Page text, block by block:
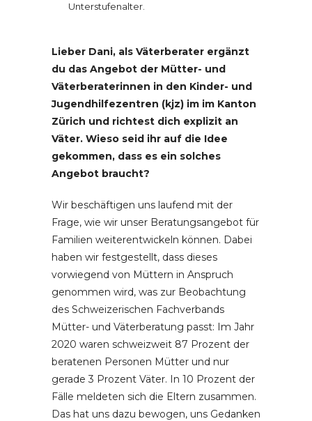
Unterstufenalter.
Lieber Dani, als Väterberater ergänzt
du das Angebot der Mütter- und
Väterberaterinnen in den Kinder- und
Jugendhilfezentren (kjz) im im Kanton
Zürich und richtest dich explizit an
Väter. Wieso seid ihr auf die Idee
gekommen, dass es ein solches
Angebot braucht?
Wir beschäftigen uns laufend mit der
Frage, wie wir unser Beratungsangebot für
Familien weiterentwickeln können. Dabei
haben wir festgestellt, dass dieses
vorwiegend von Müttern in Anspruch
genommen wird, was zur Beobachtung
des Schweizerischen Fachverbands
Mütter- und Väterberatung passt: Im Jahr
2020 waren schweizweit 87 Prozent der
beratenen Personen Mütter und nur
gerade 3 Prozent Väter. In 10 Prozent der
Fälle meldeten sich die Eltern zusammen.
Das hat uns dazu bewogen, uns Gedanken